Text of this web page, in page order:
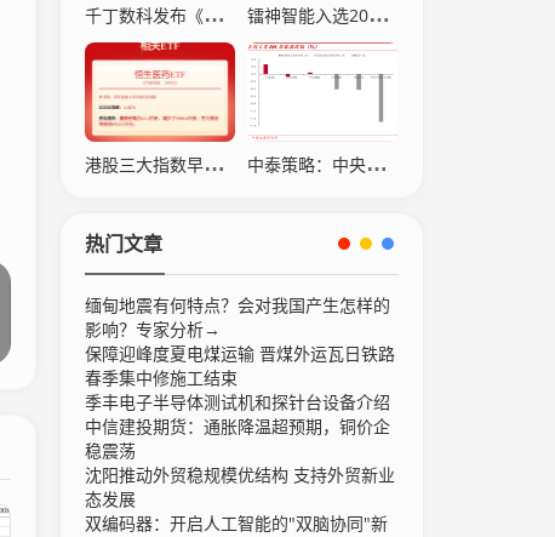
千丁数科发布《不动产数智化转型白皮书》，为行业转型提供落地方案 镭神智能入选2025年广东省 “机器人+” 典型应用场景案例名单（第一批）
港股三大指数早盘表现分化 恒指半日涨0.4% 中国生物制药(01177)涨5.02% 中泰策略：中央经济工作会议落地后对市场有何影响？
热门文章
缅甸地震有何特点？会对我国产生怎样的
影响？专家分析→
保障迎峰度夏电煤运输 晋煤外运瓦日铁路
春季集中修施工结束
季丰电子半导体测试机和探针台设备介绍
中信建投期货：通胀降温超预期，铜价企
稳震荡
沈阳推动外贸稳规模优结构 支持外贸新业
态发展
双编码器：开启人工智能的"双脑协同"新